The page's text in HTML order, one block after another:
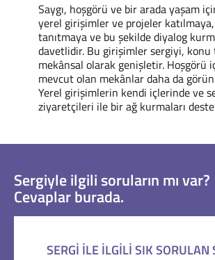
Saygı, hoşgörü ve bir arada yaşam
yerel girişimler ve projeler
tanıtmaya ve bu şekilde diyalog
davetlidir. Bu girişimler sergiyi, konu
mekânsal olarak genişletir. Hoşgörü
mevcut olan mekânlar daha da
Yerel girişimlerin kendi içlerinde ve
ziyaretçileri ile bir ağ kurmaları
Sergiyle ilgili soruların mı var?
Cevaplar burada.
SERGI ILE ILGILI SIK SORULAN